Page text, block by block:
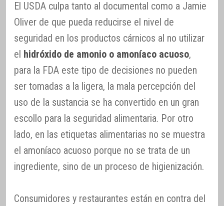
El USDA culpa tanto al documental como a Jamie
Oliver de que pueda reducirse el nivel de
seguridad en los productos cárnicos al no utilizar
el hidróxido de amonio o amoníaco acuoso,
para la FDA este tipo de decisiones no pueden
ser tomadas a la ligera, la mala percepción del
uso de la sustancia se ha convertido en un gran
escollo para la seguridad alimentaria. Por otro
lado, en las etiquetas alimentarias no se muestra
el amoníaco acuoso porque no se trata de un
ingrediente, sino de un proceso de higienización.
Consumidores y restaurantes están en contra del